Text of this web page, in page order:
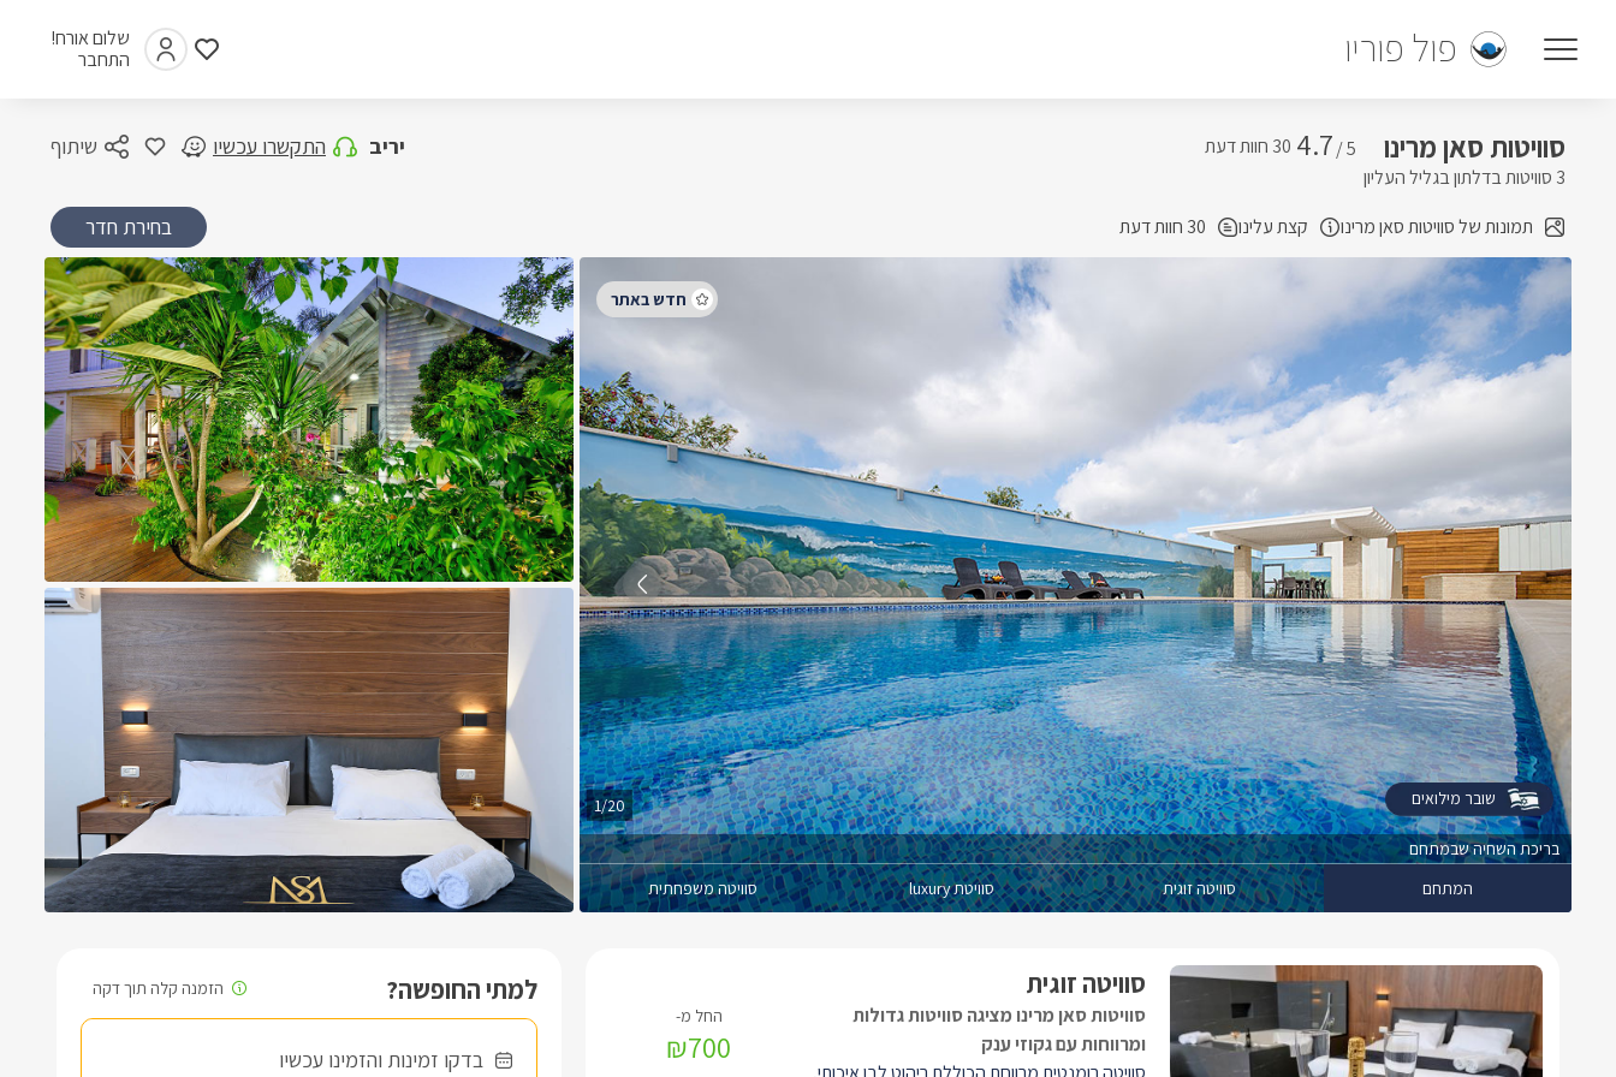
פול פוריו
שלום אורח!
התחבר
סוויטות סאן מרינו 5 /
4.7
3 סוויטות בדלתון בגליל העליון
תמונות של סוויטות סאן מרינו
קצת עלינו 30 חוות דעת
שיתוף יריב התקשרו עכשיו
בחירת חדר
בריכת השחיה שבמתחם
1/20
המתחם סוויטה זוגית סוויטת luxury סוויטה משפחתית
שובר מילואים
למתי החופשה?
בדקו זמינות והזמינו עכשיו
סוויטה זוגית
סוויטות סאן מרינו מציגה סוויטות גדולות
ומרווחות עם גקוזי ענק
₪700